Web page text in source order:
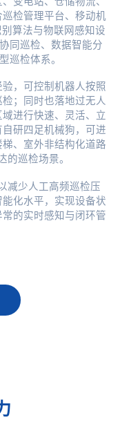
检管理平台、移动机
算法与物联网感知设
同巡检、数据智能分
巡检体系。
，可控制机器人按照
；同时也落地过无人
进行快速、灵活、立
研四足机械狗，可进
、室外非结构化道路
巡检场景。
减少人工高频巡检压
化水平，实现设备状
的实时感知与闭环管